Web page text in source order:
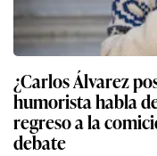
¿Carlos Álvarez
humorista habla
regreso a la
debate